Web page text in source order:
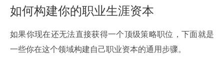
如何构建你的职业生涯资本
如果你现在还无法直接获得一个顶级策略职位，下面就是
一些你在这个领域构建自己职业资本的通用步骤。